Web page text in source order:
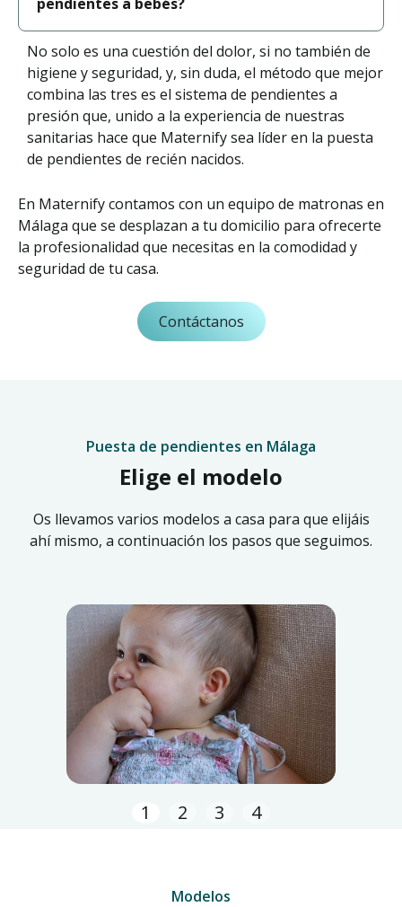
pendientes a bebés?
No solo es una cuestión del dolor, si no también de
higiene y seguridad, y, sin duda, el método que mejor
combina las tres es el sistema de pendientes a
presión que, unido a la experiencia de nuestras
sanitarias hace que Maternify sea líder en la puesta
de pendientes de recién nacidos.
En Maternify contamos con un equipo de matronas en
Málaga que se desplazan a tu domicilio para ofrecerte
la profesionalidad que necesitas en la comodidad y
seguridad de tu casa.
Contáctanos
Puesta de pendientes en Málaga
Elige el modelo
Os llevamos varios modelos a casa para que elijáis
ahí mismo, a continuación los pasos que seguimos.
1 2 3 4
Modelos